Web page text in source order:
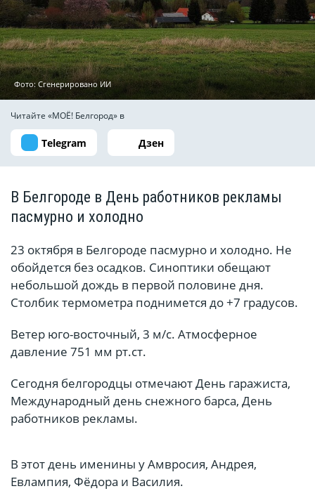
Фото: Сгенерировано ИИ
Читайте «МОЁ! Белгород» в
Telegram Дзен
В Белгороде в День работников рекламы
пасмурно и холодно
23 октября в Белгороде пасмурно и холодно. Не
обойдется без осадков. Синоптики обещают
небольшой дождь в первой половине дня.
Столбик термометра поднимется до +7 градусов.
Ветер юго-восточный, 3 м/с. Атмосферное
давление 751 мм рт.ст.
Сегодня белгородцы отмечают День гаражиста,
Международный день снежного барса, День
работников рекламы.
В этот день именины у Амвросия, Андрея,
Евлампия, Фёдора и Василия.